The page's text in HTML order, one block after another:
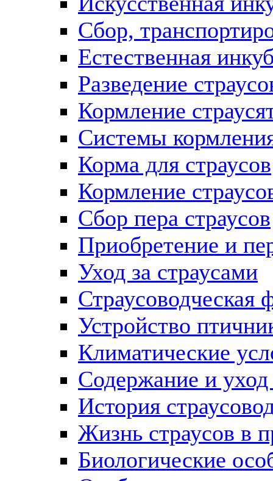
Сбор,
Естественная
Разведение
Кормление
Системы
Корма для страусов
Кормление
Сбор пера страусов
Приобретение и
Уход за страусами
Страусоводческая
Устройство
Климатические
Содержание и уход
История
Жизнь страусов в
Биологические